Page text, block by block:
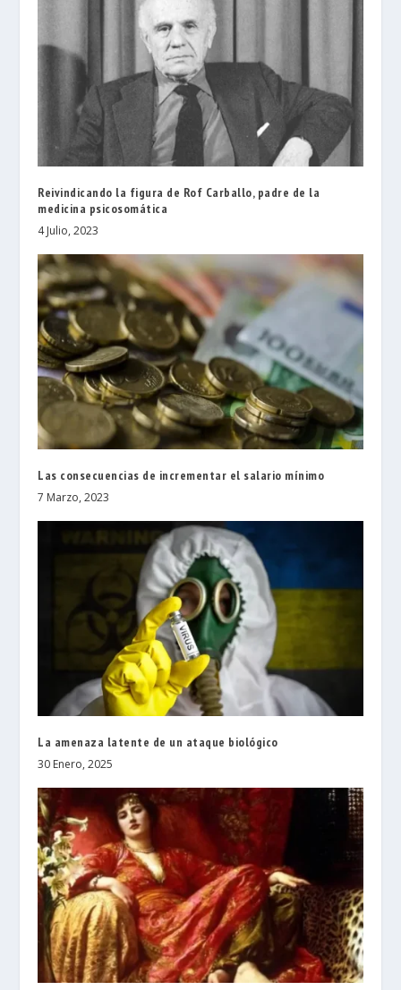
Reivindicando la figura de Rof Carballo, padre de la
medicina psicosomática
4 Julio, 2023
Las consecuencias de incrementar el salario mínimo
7 Marzo, 2023
La amenaza latente de un ataque biológico
30 Enero, 2025